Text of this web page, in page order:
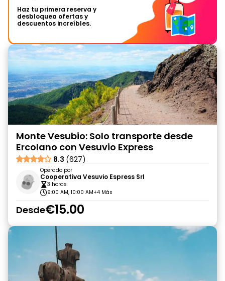
Haz tu primera reserva y
desbloquea ofertas y
descuentos increíbles.
Monte Vesubio: Solo transporte desde
Ercolano con Vesuvio Express
8.3 (627)
Operado por
Cooperativa Vesuvio Espress Srl
3 horas
9:00 AM, 10:00 AM+4 Más
Desde€15.00